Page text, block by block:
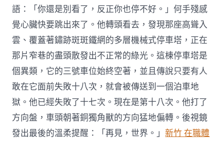
語：「你還是別看了，反正你也停不好。」何手殘感
覺心臟快要跳出來了。他轉頭看去，發現那座高聳入
雲、覆蓋著鏽跡斑斑鐵網的多層機械式停車塔，正在
那片窄巷的盡頭散發出不正常的綠光。這棟停車塔是
個異類，它的三號車位始終空著，並且傳說只要有人
敢在它面前失敗十八次，就會被傳送到一個泊車地
獄。他已經失敗了十七次。現在是第十八次。他打了
方向盤，車頭朝著銅獨角獸的方向猛地偏轉。後視鏡
發出最後的溫柔提醒：「再見，世界。」新竹 在職體